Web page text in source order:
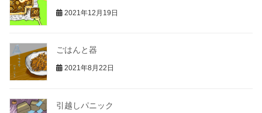
2021年12月19日
ごはんと器
2021年8月22日
引越しパニック